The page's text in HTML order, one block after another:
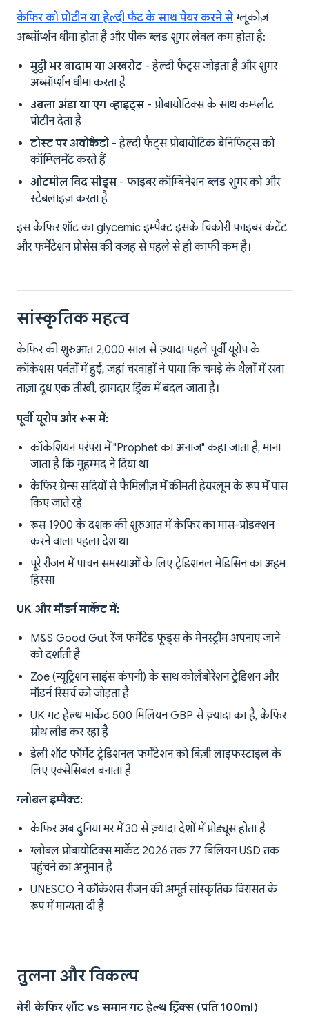
केफिर को प्रोटीन या हेल्दी फैट के साथ पेयर करने से ग्लूकोज़
अब्सॉर्प्शन धीमा होता है और पीक ब्लड शुगर लेवल कम होता है:
मुट्ठी भर बादाम या अखरोट - हेल्दी फैट्स जोड़ता है और शुगर
अब्सॉर्प्शन धीमा करता है
उबला अंडा या एग व्हाइट्स - प्रोबायोटिक्स के साथ कम्प्लीट
प्रोटीन देता है
टोस्ट पर अवोकैडो - हेल्दी फैट्स प्रोबायोटिक बेनिफिट्स को
कॉम्प्लिमेंट करते हैं
ओटमील विद सीड्स - फाइबर कॉम्बिनेशन ब्लड शुगर को और
स्टेबलाइज़ करता है
इस केफिर शॉट का glycemic इम्पैक्ट इसके चिकोरी फाइबर कंटेंट
और फर्मेंटेशन प्रोसेस की वजह से पहले से ही काफी कम है।
सांस्कृतिक महत्व
केफिर की शुरुआत 2,000 साल से ज़्यादा पहले पूर्वी यूरोप के
कॉकेशस पर्वतों में हुई, जहां चरवाहों ने पाया कि चमड़े के थैलों में रखा
ताज़ा दूध एक तीखी, झागदार ड्रिंक में बदल जाता है।
पूर्वी यूरोप और रूस में:
कॉकेशियन परंपरा में "Prophet का अनाज" कहा जाता है, माना
जाता है कि मुहम्मद ने दिया था
केफिर ग्रेन्स सदियों से फैमिलीज़ में कीमती हेयरलूम के रूप में पास
किए जाते रहे
रूस 1900 के दशक की शुरुआत में केफिर का मास-प्रोडक्शन
करने वाला पहला देश था
पूरे रीजन में पाचन समस्याओं के लिए ट्रेडिशनल मेडिसिन का अहम
हिस्सा
UK और मॉडर्न मार्केट में:
M&S Good Gut रेंज फर्मेंटेड फूड्स के मेनस्ट्रीम अपनाए जाने
को दर्शाती है
Zoe (न्यूट्रिशन साइंस कंपनी) के साथ कोलैबोरेशन ट्रेडिशन और
मॉडर्न रिसर्च को जोड़ता है
UK गट हेल्थ मार्केट 500 मिलियन GBP से ज़्यादा का है, केफिर
ग्रोथ लीड कर रहा है
डेली शॉट फॉर्मेट ट्रेडिशनल फर्मेंटेशन को बिज़ी लाइफस्टाइल के
लिए एक्सेसिबल बनाता है
ग्लोबल इम्पैक्ट:
केफिर अब दुनिया भर में 30 से ज़्यादा देशों में प्रोड्यूस होता है
ग्लोबल प्रोबायोटिक्स मार्केट 2026 तक 77 बिलियन USD तक
पहुंचने का अनुमान है
UNESCO ने कॉकेशस रीजन की अमूर्त सांस्कृतिक विरासत के
रूप में मान्यता दी है
तुलना और विकल्प
बेरी केफिर शॉट vs समान गट हेल्थ ड्रिंक्स (प्रति 100ml)